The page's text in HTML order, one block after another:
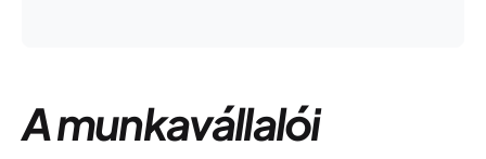
A munkavállalói